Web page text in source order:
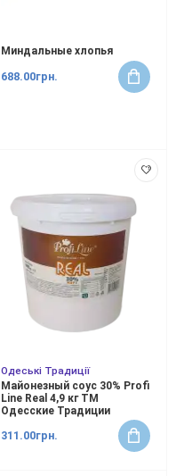
Миндальные хлопья
688.00грн.
Одеські Традиції
Майонезный соус 30% Profi
Line Real 4,9 кг ТМ
Одесские Традиции
311.00грн.